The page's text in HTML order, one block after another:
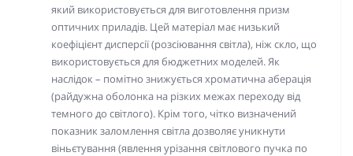
який використовується для виготовлення призм
оптичних приладів. Цей матеріал має низький
коефіцієнт дисперсії (розсіювання світла), ніж скло, що
використовується для бюджетних моделей. Як
наслідок – помітно знижується хроматична аберація
(райдужна оболонка на різких межах переходу від
темного до світлого). Крім того, чітко визначений
показник заломлення світла дозволяє уникнути
віньєтування (явлення урізання світлового пучка по